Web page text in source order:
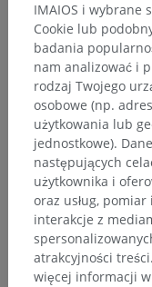
Neuroanatomia
Tłumaczenia
Zauważyłeś
Zachęcamy do
tłumaczeń lub
lepszą jakość
IMAIOS i wybrane
Cookie lub
badania
nam analizować i
rodzaj Twojego
osobowe (np.
użytkowania lub
jednostkowe).
następujących
użytkownika i
oraz usług,
interakcje z
atrakcyjności
więcej informacji